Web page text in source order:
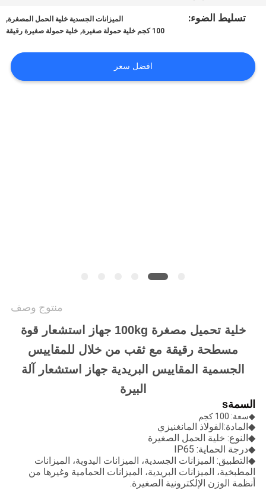
اقتباس
تسليط الضوء: الميزانات الجسدية خلية الحمل المصغرة,
100 كجم خلية حمولة صغيرة , خلية حمولة صغيرة رقيقة
افضل سعر
منتوج وصف
خلية تحميل مصغرة 100kg جهاز استشعار قوة
مسطحة رقيقة مع ثقب من خلال للمقاييس
الجسمية المقاييس البريدية جهاز استشعار آلة
البيرة
السمةs
◆سعة: 100 كجم
◆المادة:الفولاذ المانغنيزي
◆النوع: خلية الحمل الصغيرة
◆درجة الحماية: IP65
◆التطبيق: الميزانات الجسدية، الميزانات اليدوية، الميزانات
المطبخية، الميزانات البريدية، الميزانات الحمامية وغيرها من
أنظمة الوزن الإلكترونية الصغيرة.